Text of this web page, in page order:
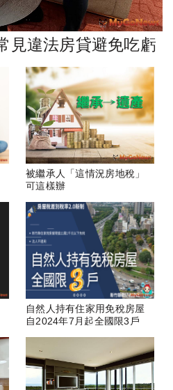
見違法房貸避免吃虧
被繼承人「這情況房地稅」
可這樣辦
自然人持有住家用免稅房屋
自2024年7月起全國限3戶